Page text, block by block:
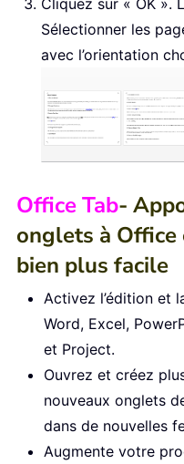
Cliquez sur « OK ».
Sélectionner les
avec l’orientation
Office Tab-
onglets à
bien plus facile
Activez l’édition et
Word, Excel,
et Project.
Ouvrez et créez
nouveaux onglets
dans de nouvelles
Augmente votre